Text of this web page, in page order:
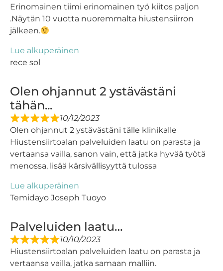
Erinomainen tiimi erinomainen työ kiitos paljon
.Näytän 10 vuotta nuoremmalta hiustensiirron
jälkeen.
Lue alkuperäinen
rece sol
Olen ohjannut 2 ystävästäni
tähän...
10/12/2023
Olen ohjannut 2 ystävästäni tälle klinikalle
Hiustensiirtoalan palveluiden laatu on parasta ja
vertaansa vailla, sanon vain, että jatka hyvää työtä
menossa, lisää kärsivällisyyttä tulossa
Lue alkuperäinen
Temidayo Joseph Tuoyo
Palveluiden laatu…
10/10/2023
Hiustensiirtoalan palveluiden laatu on parasta ja
vertaansa vailla, jatka samaan malliin.